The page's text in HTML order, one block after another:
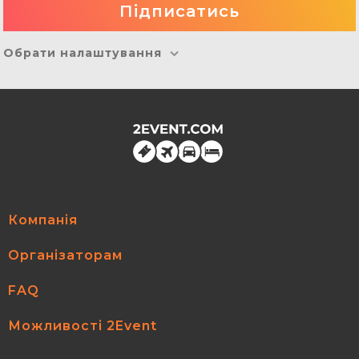
Обрати налаштування
Компанія
Організаторам
FAQ
Можливості 2Event